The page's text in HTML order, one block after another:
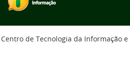
Centro de Tecnologia da Informação e